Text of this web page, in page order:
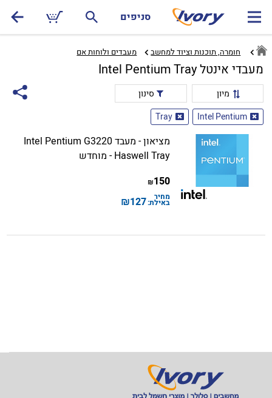
סניפים
חומרה, תוכנות וציוד למחשב מעבדים ולוחות אם‏
מעבדי אינטל Intel Pentium Tray
מיון
סינון
Intel Pentium
Tray
מציאון - מעבד Intel Pentium G3220
Haswell Tray - מוחדש
150
₪
מחיר
באילת:127
₪